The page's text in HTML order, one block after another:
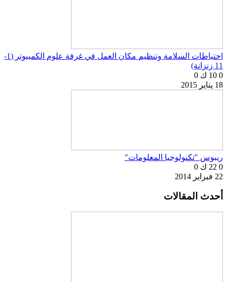
احتياطات السلامة وتنظيم مكان العمل في غرفة علوم الكمبيوتر (1-
11 زنزانة)
0 10 ك
0
18 يناير 2015
ريبوس "تكنولوجيا المعلومات"
0 22 ك
0
22 فبراير 2014
أحدث المقالات